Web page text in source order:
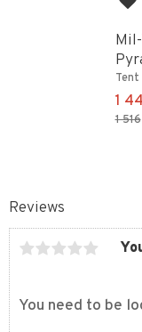
Reviews
1
1 516